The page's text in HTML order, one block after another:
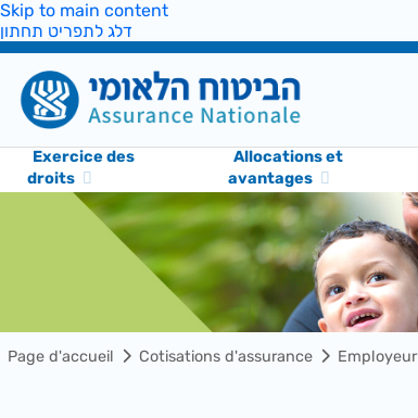
Skip to main content
דלג לתפריט תחתון
Exercice des
droits
Allocations et
avantages
Page d'accueil Cotisations d'assurance Employeur